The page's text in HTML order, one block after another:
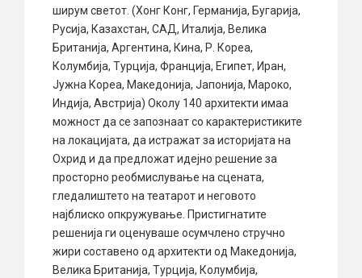
ширум светот. (Хонг Конг, Германија, Бугарија,
Русија, Казахстан, САД, Италија, Велика
Британија, Аргентина, Кина, Р. Кореа,
Колумбија, Турција, Франција, Египет, Иран,
Јужна Кореа, Македонија, Јапонија, Мароко,
Индија, Австрија) Околу 140 архитекти имаа
можност да се запознаат со карактеристиките
на локацијата, да истражат за историјата на
Охрид и да предложат идејно решение за
просторно реобмислување на сцената,
гледалиштето на театарот и неговото
најблиско опкружување. Пристигнатите
решенија ги оценуваше осумчлено стручно
жири составено од архитекти од Македонија,
Велика Британија, Турција, Колумбија,